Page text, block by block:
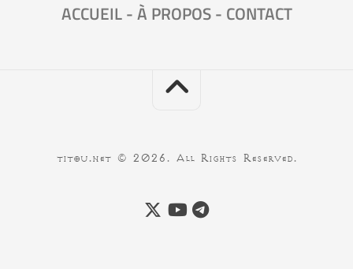
ACCUEIL-À PROPOS- CONTACT
titou.net © 2026. All Rights Reserved.